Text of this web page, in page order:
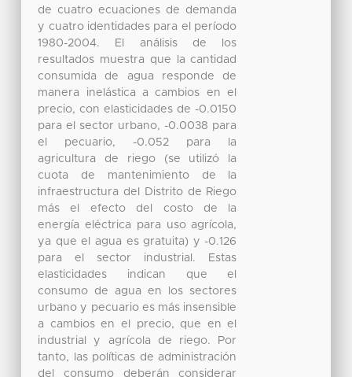
de cuatro ecuaciones de demanda
y cuatro identidades para el período
1980-2004. El análisis de los
resultados muestra que la cantidad
consumida de agua responde de
manera inelástica a cambios en el
precio, con elasticidades de -0.0150
para el sector urbano, -0.0038 para
el pecuario, -0.052 para la
agricultura de riego (se utilizó la
cuota de mantenimiento de la
infraestructura del Distrito de Riego
más el efecto del costo de la
energía eléctrica para uso agrícola,
ya que el agua es gratuita) y -0.126
para el sector industrial. Estas
elasticidades indican que el
consumo de agua en los sectores
urbano y pecuario es más insensible
a cambios en el precio, que en el
industrial y agrícola de riego. Por
tanto, las políticas de administración
del consumo deberán considerar